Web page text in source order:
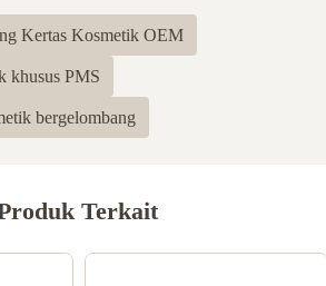
Kertas Kosmetik OEM
khusus PMS
bergelombang
Terkait